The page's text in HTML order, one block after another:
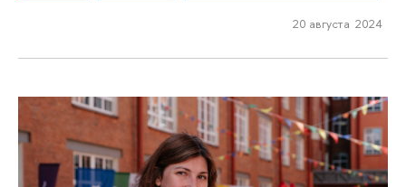
20 августа 2024